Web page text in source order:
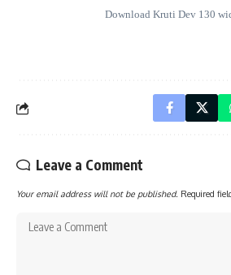
Download Kruti Dev 130
Leave a Comment
Your email address will not be published. Required